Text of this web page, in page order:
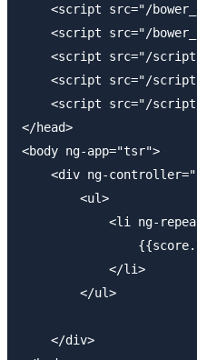
<script src="/
<script src="/
<script src="/
<script src="/
<script src="/
</head>
<body ng-app="tsr">
<div ng-
        <ul>
<li ng-
            </li>
        </ul>
    </div>